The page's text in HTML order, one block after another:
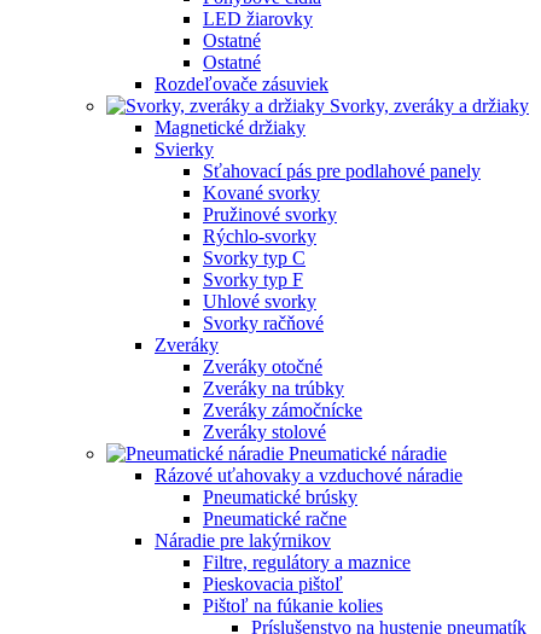
LED žiarovky
Ostatné
Ostatné
Rozdeľovače zásuviek
Svorky, zveráky a držiaky
Magnetické držiaky
Svierky
Sťahovací pás pre podlahové panely
Kované svorky
Pružinové svorky
Rýchlo-svorky
Svorky typ C
Svorky typ F
Uhlové svorky
Svorky račňové
Zveráky
Zveráky otočné
Zveráky na trúbky
Zveráky zámočnícke
Zveráky stolové
Pneumatické náradie
Rázové uťahovaky a vzduchové náradie
Pneumatické brúsky
Pneumatické račne
Náradie pre lakýrnikov
Filtre, regulátory a maznice
Pieskovacia pištoľ
Pištoľ na fúkanie kolies
Príslušenstvo na hustenie pneumatík